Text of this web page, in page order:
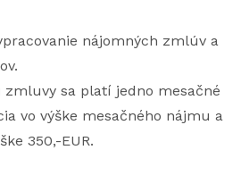
nájomných zmlúv a
zmluvy sa platí jedno mesačné
vo výške mesačného nájmu a
350,-EUR.